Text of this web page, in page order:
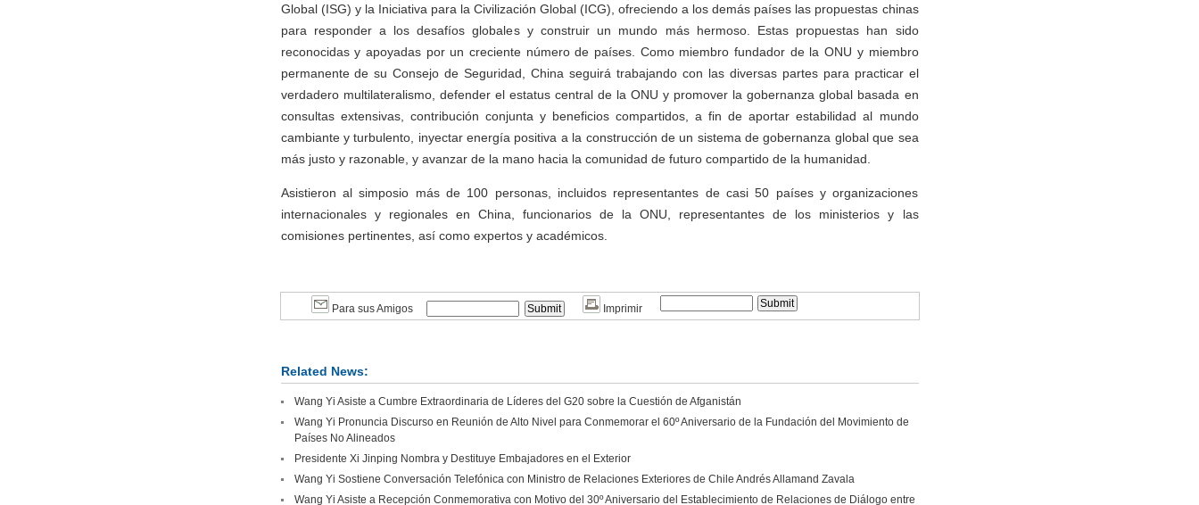
Global (ISG) y la Iniciativa para la Civilización Global (ICG), ofreciendo a los demás países las propuestas chinas
para responder a los desafíos globales y construir un mundo más hermoso. Estas propuestas han sido
reconocidas y apoyadas por un creciente número de países. Como miembro fundador de la ONU y miembro
permanente de su Consejo de Seguridad, China seguirá trabajando con las diversas partes para practicar el
verdadero multilateralismo, defender el estatus central de la ONU y promover la gobernanza global basada en
consultas extensivas, contribución conjunta y beneficios compartidos, a fin de aportar estabilidad al mundo
cambiante y turbulento, inyectar energía positiva a la construcción de un sistema de gobernanza global que sea
más justo y razonable, y avanzar de la mano hacia la comunidad de futuro compartido de la humanidad.
Asistieron al simposio más de 100 personas, incluidos representantes de casi 50 países y organizaciones
internacionales y regionales en China, funcionarios de la ONU, representantes de los ministerios y las
comisiones pertinentes, así como expertos y académicos.
Para sus Amigos Imprimir
Related News:
Wang Yi Asiste a Cumbre Extraordinaria de Líderes del G20 sobre la Cuestión de Afganistán
Wang Yi Pronuncia Discurso en Reunión de Alto Nivel para Conmemorar el 60º Aniversario de la Fundación del Movimiento de
Países No Alineados
Presidente Xi Jinping Nombra y Destituye Embajadores en el Exterior
Wang Yi Sostiene Conversación Telefónica con Ministro de Relaciones Exteriores de Chile Andrés Allamand Zavala
Wang Yi Asiste a Recepción Conmemorativa con Motivo del 30º Aniversario del Establecimiento de Relaciones de Diálogo entre